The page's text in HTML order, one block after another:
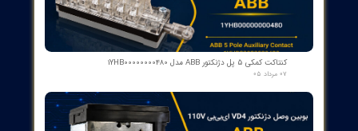
پاسخ: PM564-R-ETH A0 با تمرکز بر پردازش سریع، رابط Ethernet
یکپارچه و اندازه‌گیری دقیق، بهینه‌سازی شده برای کاربردهای صنعتی با
نیاز به پاسخگویی لحظه‌ای و پایداری در محیط‌های سخت لحاظ شده
است. برای مقایسه دقیق با مدل‌های دیگر، می‌توانید به جدول
مشخصات فنی مراجعه کنید یا با تیم فروش مشورت کنید.
چه استانداردها یا گواهی‌هایی پشتیبانی می‌شود؟